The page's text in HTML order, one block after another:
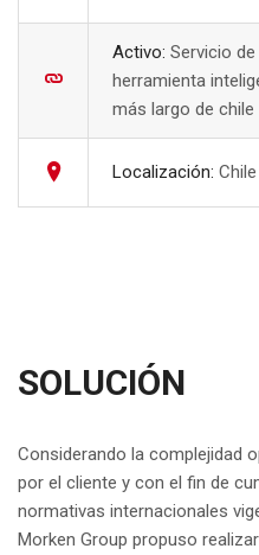
Activo: Servicio
herramienta
más largo de chile
Localización: Chile
SOLUCIÓN
Considerando la complejidad
por el cliente y con el fin de
normativas internacionales
Morken Group propuso